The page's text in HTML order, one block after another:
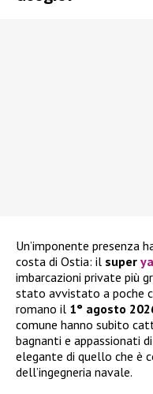
Un’imponente presenza
costa di Ostia: il super
imbarcazioni private più
stato avvistato a poche
romano il 1° agosto
comune hanno subito
bagnanti e appassionati
elegante di quello che è
dell’ingegneria navale.